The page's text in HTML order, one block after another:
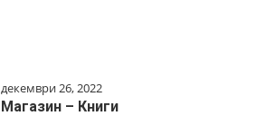
декември 26, 2022
Магазин – Книги